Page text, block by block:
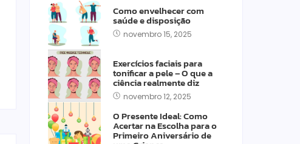
Como envelhecer com
saúde e disposição
novembro 15, 2025
Exercícios faciais para
tonificar a pele – O que a
ciência realmente diz
novembro 12, 2025
O Presente Ideal: Como
Acertar na Escolha para o
Primeiro Aniversário de